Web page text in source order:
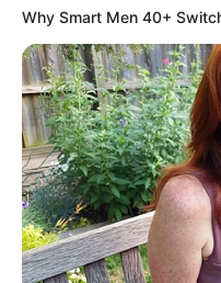
He Rewrote His Love
Shock Says It All
DIRECTMAX
Why Smart Men 40+